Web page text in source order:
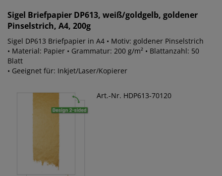
Sigel Briefpapier DP613, weiß/goldgelb, goldener
Pinselstrich, A4, 200g
Sigel DP613 Briefpapier in A4 • Motiv: goldener Pinselstrich
• Material: Papier • Grammatur: 200 g/m² • Blattanzahl: 50
Blatt
• Geeignet für: Inkjet/Laser/Kopierer
Art.-Nr. HDP613-70120